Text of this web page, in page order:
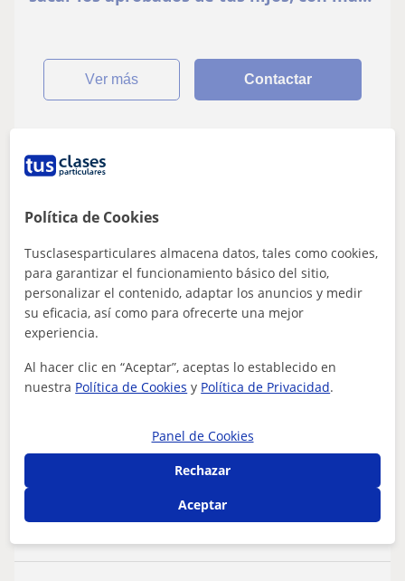
ver más Contactar
Almería (Ciudad), Huércal De ...
Química: Matemáticas básicas
Hola! Tengo 25 años y llevo 7 dando clases
de refuerzo de matemáticas de ESO,
Bachillerato y PAU (también física y
¡Hola! Soy Miriam y soy estudiante de último año de
matemáticas, física y química para...
Política de Cookies
Tusclasesparticulares almacena datos, tales como cookies,
para garantizar el funcionamiento básico del sitio,
personalizar el contenido, adaptar los anuncios y medir
su eficacia, así como para ofrecerte una mejor
experiencia.
Al hacer clic en “Aceptar”, aceptas lo establecido en
nuestra Política de Cookies y Política de Privacidad.
Panel de Cookies
Rechazar
Aceptar